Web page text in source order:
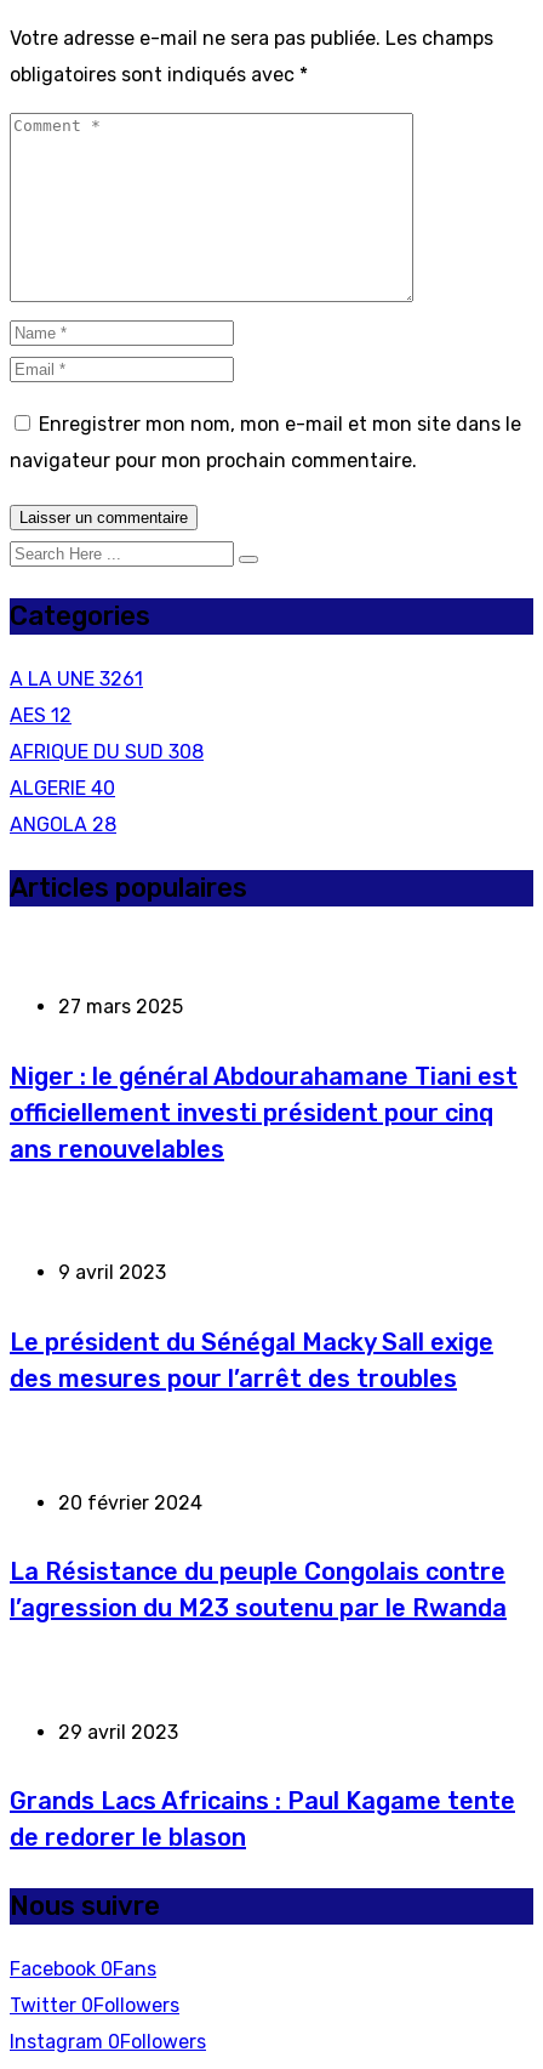
Votre adresse e-mail ne sera pas publiée. Les champs
obligatoires sont indiqués avec *
Enregistrer mon nom, mon e-mail et mon site dans le
navigateur pour mon prochain commentaire.
Categories
A LA UNE 3261
AES 12
AFRIQUE DU SUD 308
ALGERIE 40
ANGOLA 28
Articles populaires
27 mars 2025
Niger : le général Abdourahamane Tiani est
officiellement investi président pour cinq
ans renouvelables
9 avril 2023
Le président du Sénégal Macky Sall exige
des mesures pour l’arrêt des troubles
20 février 2024
La Résistance du peuple Congolais contre
l’agression du M23 soutenu par le Rwanda
29 avril 2023
Grands Lacs Africains : Paul Kagame tente
de redorer le blason
Nous suivre
Facebook 0Fans
Twitter 0Followers
Instagram 0Followers